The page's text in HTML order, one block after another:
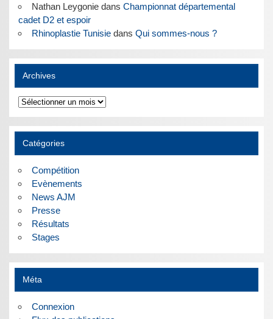
Nathan Leygoniedans Championnat départemental
cadet D2 et espoir
Rhinoplastie Tunisiedans Qui sommes-nous ?
Archives
Archives
Catégories
Compétition
Evènements
News AJM
Presse
Résultats
Stages
Méta
Connexion